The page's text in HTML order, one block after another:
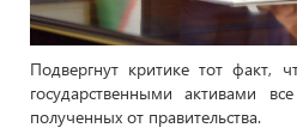
Подвергнут критике тот факт,
государственными активами
полученных от правительства.